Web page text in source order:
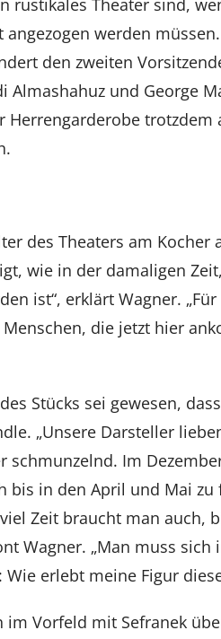
rustikales Theater sind,
werden
den zweiten
Almashahuz und George
trotzdem
des Theaters am Kocher
wie in der damaligen
ist“, erklärt Wagner.
die jetzt hier
Stücks sei gewesen,
„Unsere Darsteller
schmunzelnd. Im
bis in den April und Mai zu
Zeit braucht man auch,
Wagner. „Man muss sich
erlebt meine Figur
Vorfeld mit Sefranek